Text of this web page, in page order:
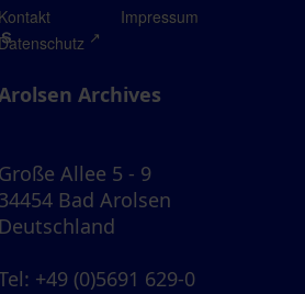
Kontakt
Impressum
Datenschutz
Archives
Große Allee 5 - 9
34454 Bad Arolsen
Deutschland
: +49 (0)5691 629-0